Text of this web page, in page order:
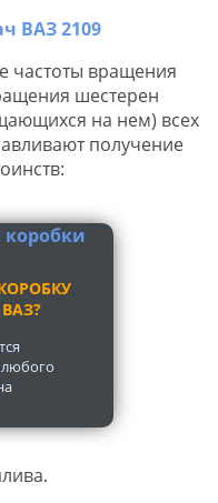
частоты вращения
шестерен
на нем) всех
получение